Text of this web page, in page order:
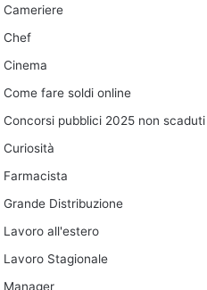
Cameriere
Chef
Cinema
Come fare soldi online
Concorsi pubblici 2025 non
Curiosità
Farmacista
Grande Distribuzione
Lavoro all'estero
Lavoro Stagionale
Manager